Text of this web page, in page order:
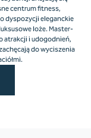
centrum fitness,
dyspozycji eleganckie
loże. Master-
atrakcji i udogodnień,
do wyciszenia